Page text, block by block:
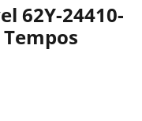
62Y-24410-